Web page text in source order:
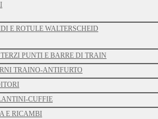
E ROTULE WALTERSCHEID
PUNTI E BARRE DI TRAIN
TRAINO-ANTIFURTO
CUFFIE
E RICAMBI